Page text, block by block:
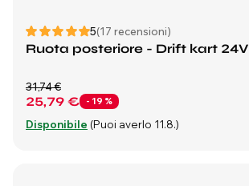
5(17 recensioni)
Ruota posteriore - Drift kart 24V
25,79 € - 19 %
31,74 €
Disponibile (Puoi averlo 11.8.)